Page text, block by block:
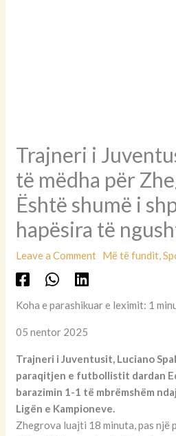
Trajneri i
të mëdha për
Është shumë i
hapësira të
Leave a Comment Më të fundit,
Koha e parashikuar e leximit: 1
05 nentor 2025
Trajneri i Juventusit, Luciano
paraqitjen e futbollistit dardan
barazimin 1-1 të mbrëmshëm
Ligën e Kampioneve.
Zhegrova luajti 18 minuta, pas një